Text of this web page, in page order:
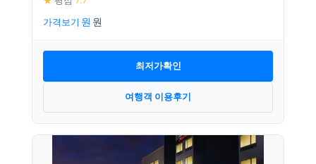
가격보기
최저가확인
여행객 이용후기